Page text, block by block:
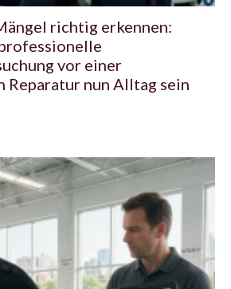
richtig erkennen:
vor einer
Reparatur nun Alltag sein